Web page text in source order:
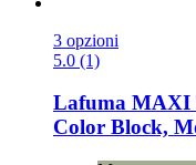
3 opzioni
5.0 (1)
Lafuma MAXI
Color Block,